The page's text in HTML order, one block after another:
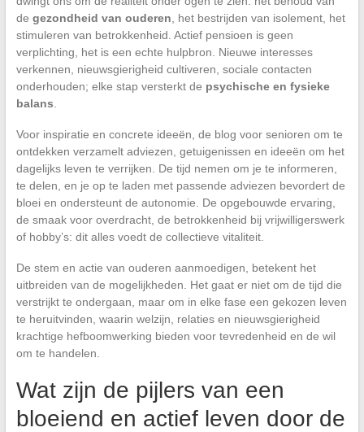
de gezondheid van ouderen , het bestrijden van isolement, het
stimuleren van betrokkenheid. Actief pensioen is geen
verplichting, het is een echte hulpbron. Nieuwe interesses
verkennen, nieuwsgierigheid cultiveren, sociale contacten
onderhouden; elke stap versterkt de psychische en fysieke
balans
Voor inspiratie en concrete ideeën, de blog voor senioren om te
ontdekken verzamelt adviezen, getuigenissen en ideeën om het
dagelijks leven te verrijken. De tijd nemen om je te informeren,
te delen, en je op te laden met passende adviezen bevordert de
bloei en ondersteunt de autonomie. De opgebouwde ervaring,
de smaak voor overdracht, de betrokkenheid bij vrijwilligerswerk
of hobby’s: dit alles voedt de collectieve vitaliteit.
De stem en actie van ouderen aanmoedigen, betekent het
uitbreiden van de mogelijkheden. Het gaat er niet om de tijd die
verstrijkt te ondergaan, maar om in elke fase een gekozen leven
te heruitvinden, waarin welzijn, relaties en nieuwsgierigheid
krachtige hefboomwerking bieden voor tevredenheid en de wil
om te handelen.
Wat zijn de pijlers van een
bloeiend en actief leven door de